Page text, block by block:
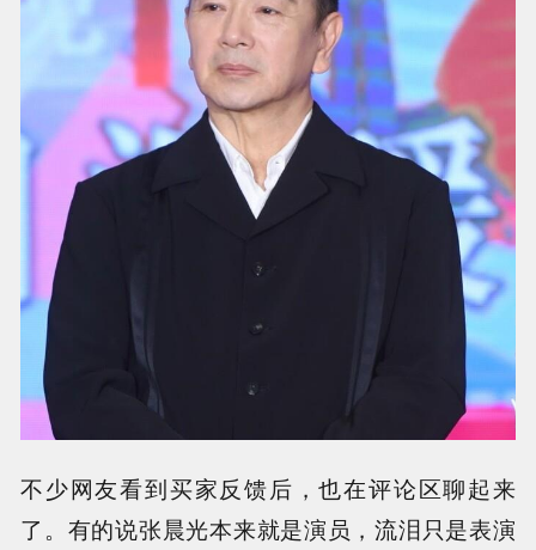
不少网友看到买家反馈后，也在评论区聊起来
了。有的说张晨光本来就是演员，流泪只是表演